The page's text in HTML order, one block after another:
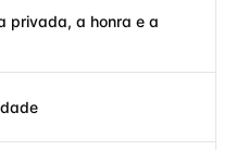
privada, a honra e a